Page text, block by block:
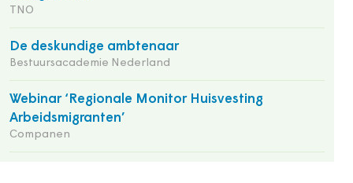
TNO
De deskundige ambtenaar
Bestuursacademie Nederland
Webinar ‘Regionale Monitor Huisvesting
Arbeidsmigranten’
Companen